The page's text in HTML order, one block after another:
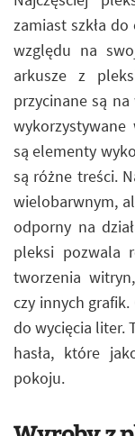
zamiast szkła
względu na
arkusze z
przycinane są
są elementy
są różne treści.
wielobarwnym,
odporny na
pleksi pozwala
tworzenia
czy innych
do wycięcia liter.
hasła, które
pokoju.